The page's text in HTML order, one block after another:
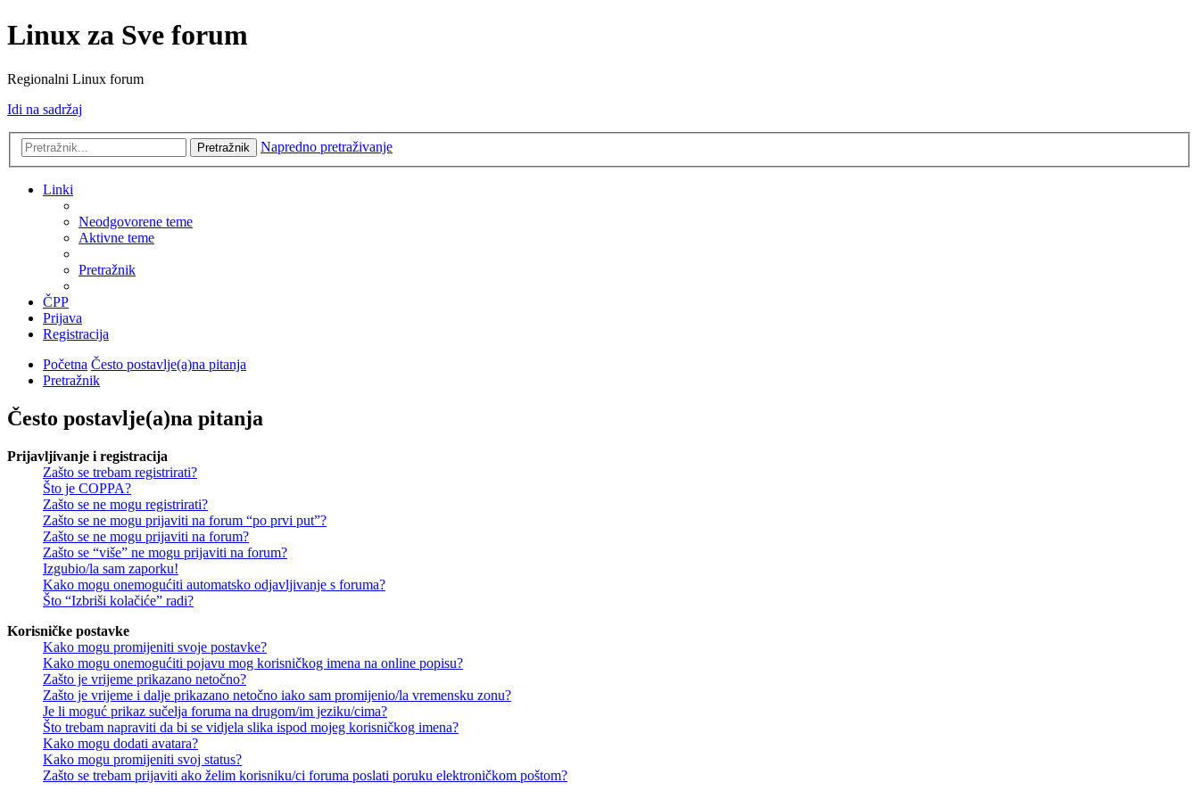
Linux za Sve forum
Regionalni Linux forum
Idi na sadržaj
Pretražnik Napredno pretraživanje
Linki
Neodgovorene teme
Aktivne teme
Pretražnik
ČPP
Prijava
Registracija
Početna Često postavlje(a)na pitanja
Pretražnik
Često postavlje(a)na pitanja
Prijavljivanje i registracija
Zašto se trebam registrirati?
Što je COPPA?
Zašto se ne mogu registrirati?
Zašto se ne mogu prijaviti na forum “po prvi put”?
Zašto se ne mogu prijaviti na forum?
Zašto se “više” ne mogu prijaviti na forum?
Izgubio/la sam zaporku!
Kako mogu onemogućiti automatsko odjavljivanje s foruma?
Što “Izbriši kolačiće” radi?
Korisničke postavke
Kako mogu promijeniti svoje postavke?
Kako mogu onemogućiti pojavu mog korisničkog imena na online popisu?
Zašto je vrijeme prikazano netočno?
Zašto je vrijeme i dalje prikazano netočno iako sam promijenio/la vremensku zonu?
Je li moguć prikaz sučelja foruma na drugom/im jeziku/cima?
Što trebam napraviti da bi se vidjela slika ispod mojeg korisničkog imena?
Kako mogu dodati avatara?
Kako mogu promijeniti svoj status?
Zašto se trebam prijaviti ako želim korisniku/ci foruma poslati poruku elektroničkom poštom?